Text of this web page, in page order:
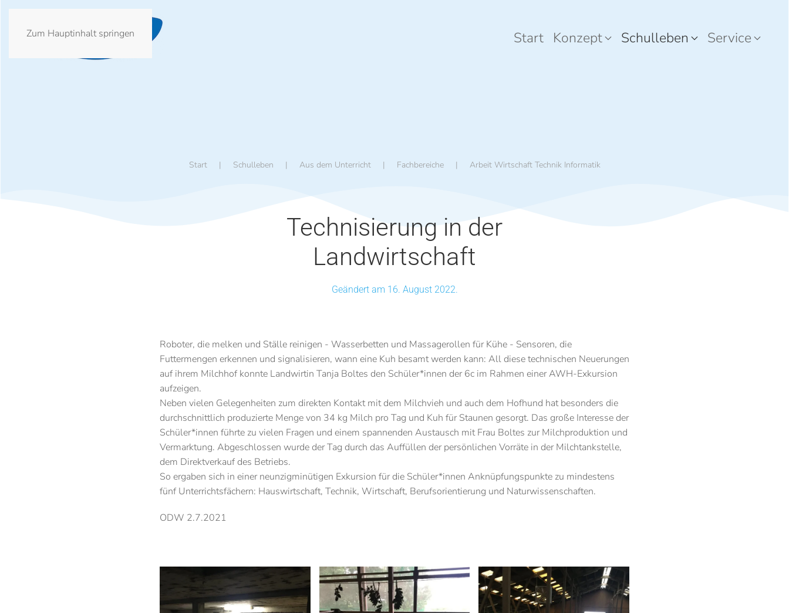
Zum Hauptinhalt springen Start Konzept Schulleben Service
Start Schulleben Aus dem Unterricht Fachbereiche Arbeit Wirtschaft Technik Informatik
Technisierung in der
Landwirtschaft
Geändert am 16. August 2022.
Roboter, die melken und Ställe reinigen - Wasserbetten und Massagerollen für Kühe - Sensoren, die
Futtermengen erkennen und signalisieren, wann eine Kuh besamt werden kann: All diese technischen Neuerungen
auf ihrem Milchhof konnte Landwirtin Tanja Boltes den Schüler*innen der 6c im Rahmen einer AWH-Exkursion
aufzeigen.
Neben vielen Gelegenheiten zum direkten Kontakt mit dem Milchvieh und auch dem Hofhund hat besonders die
durchschnittlich produzierte Menge von 34 kg Milch pro Tag und Kuh für Staunen gesorgt. Das große Interesse der
Schüler*innen führte zu vielen Fragen und einem spannenden Austausch mit Frau Boltes zur Milchproduktion und
Vermarktung. Abgeschlossen wurde der Tag durch das Auffüllen der persönlichen Vorräte in der Milchtankstelle,
dem Direktverkauf des Betriebs.
So ergaben sich in einer neunzigminütigen Exkursion für die Schüler*innen Anknüpfungspunkte zu mindestens
fünf Unterrichtsfächern: Hauswirtschaft, Technik, Wirtschaft, Berufsorientierung und Naturwissenschaften.
ODW 2.7.2021